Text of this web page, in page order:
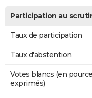
Participation au
Taux de participation
Taux d'abstention
Votes blancs (en
exprimés)